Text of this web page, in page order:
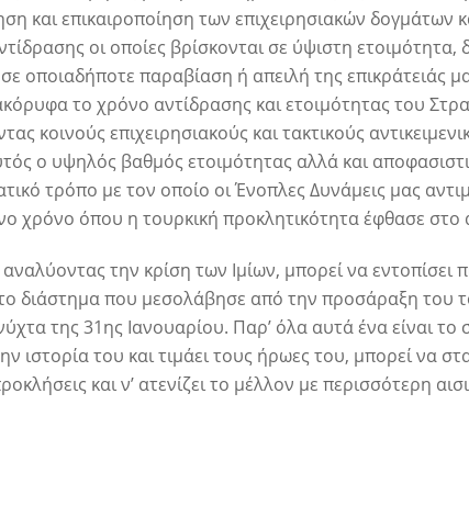
και επικαιροποίηση των επιχειρησιακών δογμάτων
οι οποίες βρίσκονται σε ύψιστη ετοιμότητα,
οποιαδήποτε παραβίαση ή απειλή της επικράτειάς
το χρόνο αντίδρασης και ετοιμότητας του
κοινούς επιχειρησιακούς και τακτικούς
ο υψηλός βαθμός ετοιμότητας αλλά και
τρόπο με τον οποίο οι Ένοπλες Δυνάμεις μας
χρόνο όπου η τουρκική προκλητικότητα έφθασε στο
την κρίση των Ιμίων, μπορεί να εντοπίσει
διάστημα που μεσολάβησε από την προσάραξη του
της 31ης Ιανουαρίου. Παρ’ όλα αυτά ένα είναι το
ιστορία του και τιμάει τους ήρωες του, μπορεί να
και ν’ ατενίζει το μέλλον με περισσότερη